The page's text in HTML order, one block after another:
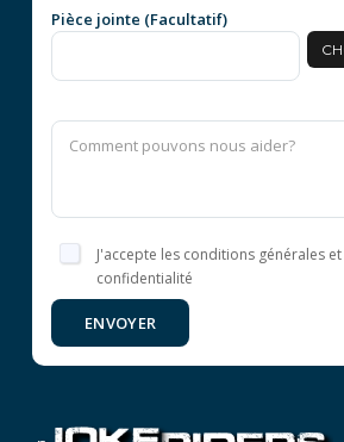
Pièce jointe (Facultatif)
J'accepte les conditions générales
confidentialité
ENVOYER